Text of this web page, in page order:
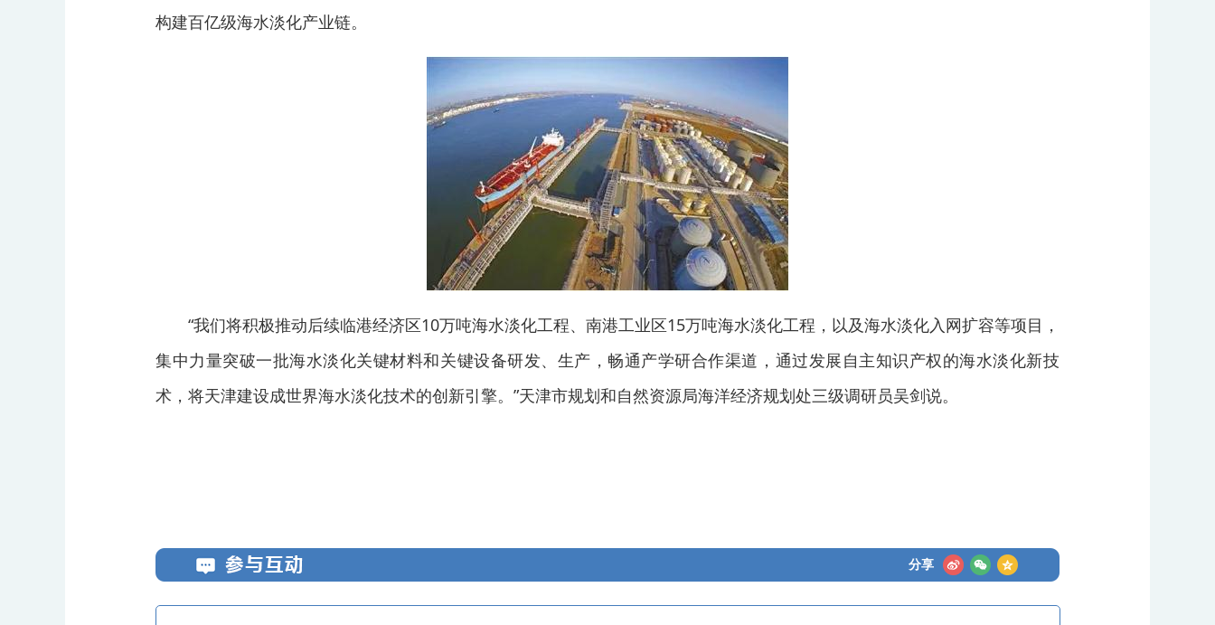
构建百亿级海水淡化产业链。
“我们将积极推动后续临港经济区10万吨海水淡化工程、南港工业区15万吨海水淡化工程，以及海水淡化入网扩容等项目，
集中力量突破一批海水淡化关键材料和关键设备研发、生产，畅通产学研合作渠道，通过发展自主知识产权的海水淡化新技
术，将天津建设成世界海水淡化技术的创新引擎。”天津市规划和自然资源局海洋经济规划处三级调研员吴剑说。
分享